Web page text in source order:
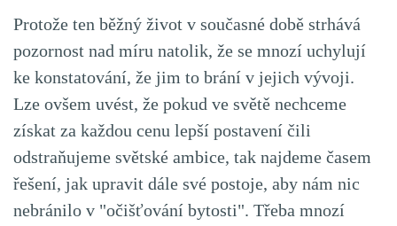
Protože ten běžný život v současné době strhává
pozornost nad míru natolik, že se mnozí uchylují
ke konstatování, že jim to brání v jejich vývoji.
Lze ovšem uvést, že pokud ve světě nechceme
získat za každou cenu lepší postavení čili
odstraňujeme světské ambice, tak najdeme časem
řešení, jak upravit dále své postoje, aby nám nic
nebránilo v "očišťování bytosti". Třeba mnozí